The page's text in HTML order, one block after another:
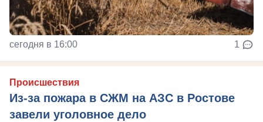
сегодня в 16:00 1
Происшествия
Из-за пожара в СЖМ на АЗС в Ростове
завели уголовное дело